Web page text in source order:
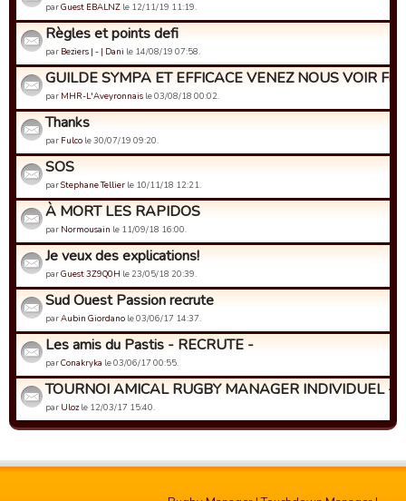
parGuest EBALNZ le 12/11/19 11:19.
Règles et points defi
par Beziers | - | Dani le 14/08/19 07:58.
GUILDE SYMPA ET EFFICACE VENEZ NOUS VOIR
par MHR-L'Aveyronnais le 03/08/18 00:02.
Thanks
par Fulco le 30/07/19 09:20.
SOS
parStephane Tellier le 10/11/18 12:21.
À MORT LES RAPIDOS
par Normousain le 11/09/18 16:00.
Je veux des explications!
parGuest 3Z9Q0H le 23/05/18 20:39.
Sud Ouest Passion recrute
parAubin Giordano le 03/06/17 14:37.
Les amis du Pastis - RECRUTE -
parConakryka le 03/06/17 00:55.
TOURNOI AMICAL RUGBY MANAGER INDIVIDUEL -
par Ulozle 12/03/17 15:40.